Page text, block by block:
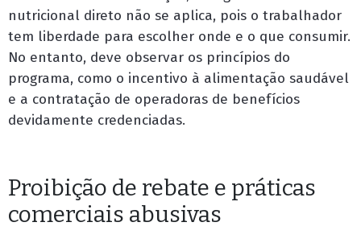
nutricional direto não se aplica, pois o trabalhador
tem liberdade para escolher onde e o que consumir.
No entanto, deve observar os princípios do
programa, como o incentivo à alimentação saudável
e a contratação de operadoras de benefícios
devidamente credenciadas.
Proibição de rebate e práticas
comerciais abusivas